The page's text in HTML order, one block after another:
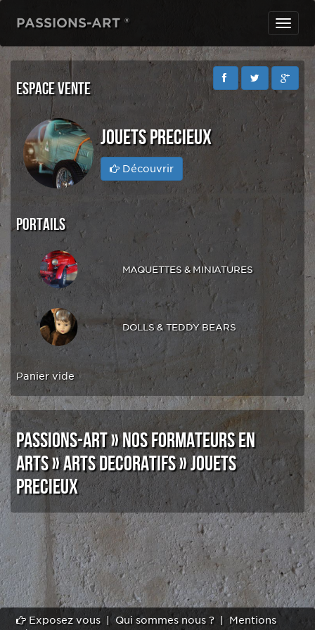
PASSIONS-ART ®
ESPACE VENTE
JOUETS PRECIEUX
Découvrir
PORTAILS
MAQUETTES & MINIATURES
DOLLS & TEDDY BEARS
Panier vide
PASSIONS-ART»NOS FORMATEURS EN
ARTS»ARTS DECORATIFS»JOUETS
PRECIEUX
Exposez vous|Qui sommes nous ?
Mentions